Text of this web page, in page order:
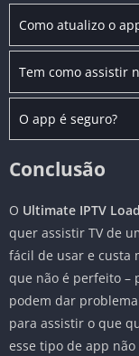
Como atualizo o
Tem como assistir
O app é seguro?
Conclusão
O Ultimate IPTV
quer assistir TV de
fácil de usar e custa
que não é perfeito –
podem dar
para assistir o que
esse tipo de app